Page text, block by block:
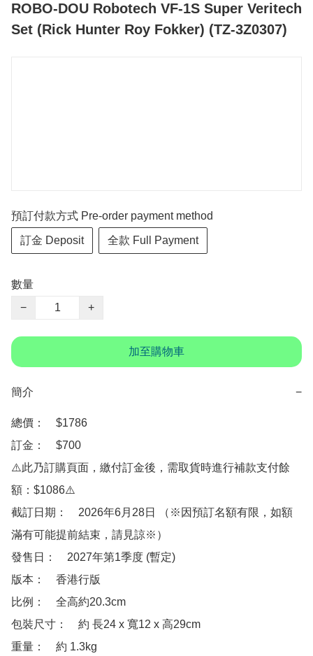
ROBO-DOU Robotech VF‐1S Super Veritech
Set (Rick Hunter Roy Fokker) (TZ-3Z0307)
預訂付款方式 Pre-order payment method
訂金 Deposit 全款 Full Payment
數量
−
+
加至購物車
簡介 −
總價：　$1786
訂金：　$700
⚠️此乃訂購頁面，繳付訂金後，需取貨時進行補款支付餘
額：$1086⚠️
截訂日期：　2026年6月28日 （※因預訂名額有限，如額
滿有可能提前結束，請見諒※）
發售日：　2027年第1季度 (暫定)
版本：　香港行版
比例：　全高約20.3cm
包裝尺寸：　約 長24 x 寬12 x 高29cm
重量：　約 1.3kg